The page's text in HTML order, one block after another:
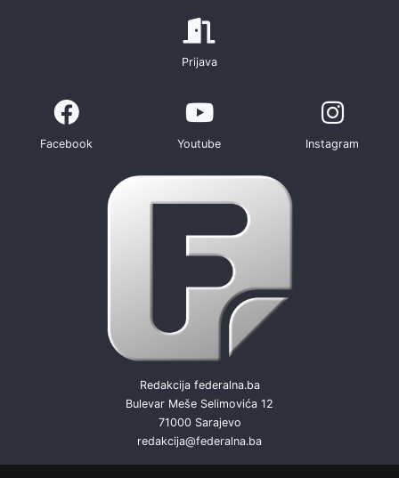
Prijava
Facebook Youtube Instagram
Redakcija federalna.ba
Bulevar Meše Selimovića 12
71000 Sarajevo
redakcija@federalna.ba